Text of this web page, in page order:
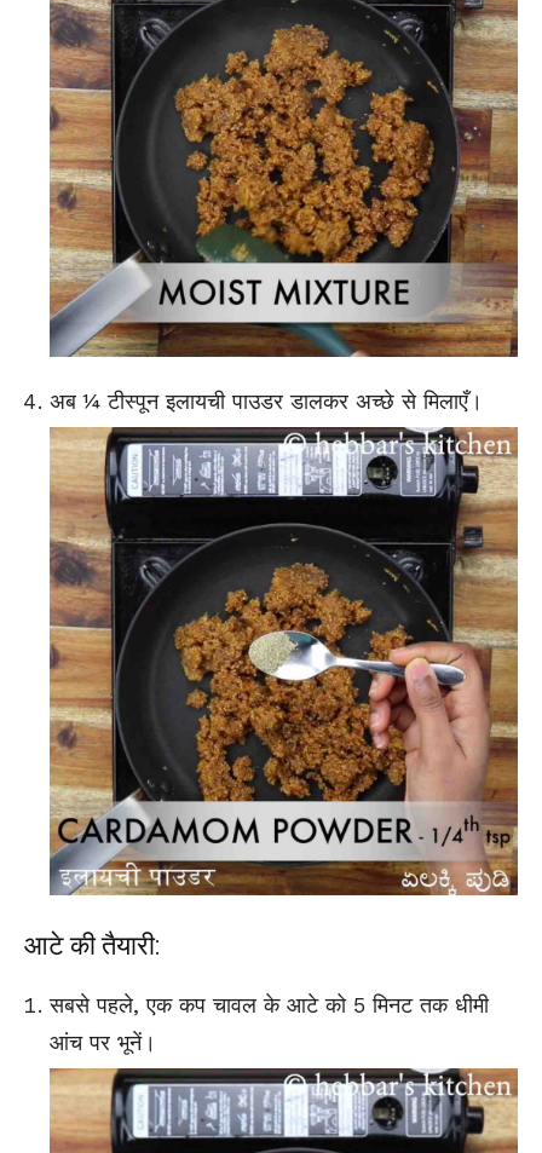
अब ¼ टीस्पून इलायची पाउडर डालकर अच्छे से मिलाएँ।
आटे की तैयारी:
सबसे पहले, एक कप चावल के आटे को 5 मिनट तक धीमी
आंच पर भूनें।